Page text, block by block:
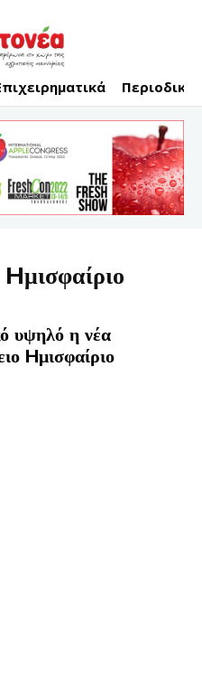
Περιοδικό
υψηλό η νέα
Hμισφαίριο